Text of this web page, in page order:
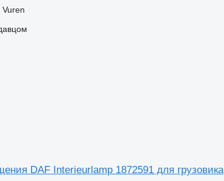
DAF Interieurlamp 1872591 для грузовика